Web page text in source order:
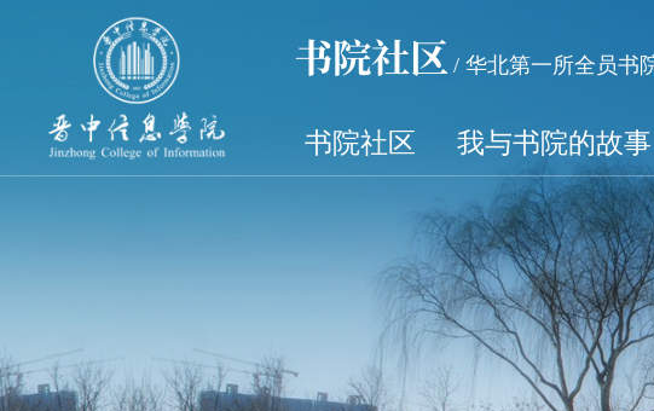
书院社区 / 华北第一所全员书
书院社区 我与书院的故事